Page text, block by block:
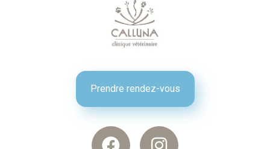
Prendre rendez-vous